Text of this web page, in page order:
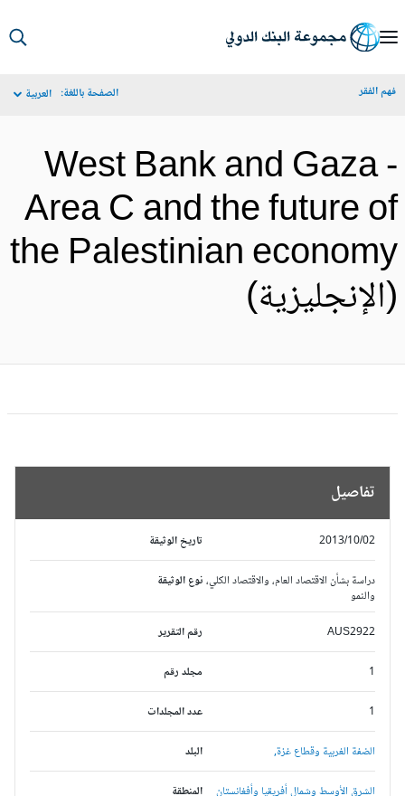
الفقر الصفحة باللغة: العربية
West Bank and Gaza
Area C and the future
the Palestinian
تفاصيل
تاريخ الوثيقة 2013/10/02
نوع الوثيقةدراسة بشأن الاقتصاد العام، والاقتصاد الكلي،
والنمو
رقم التقرير
AUS2922
مجلد رقم
عدد المجلدات
البلد الضفة الغربية وقطاع غزة,
المنطقة
الشرق الأوسط وشمال أفريقيا وأفغانستان